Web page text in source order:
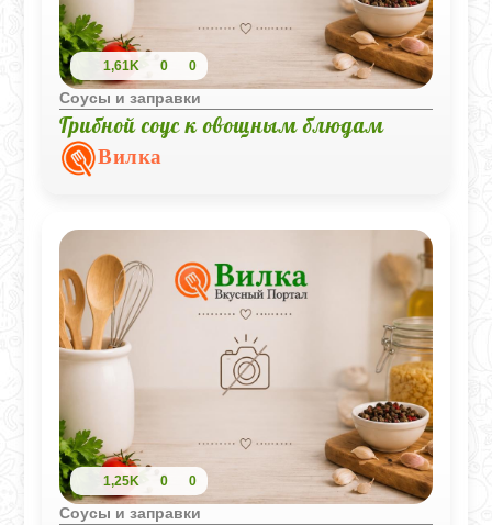
1,61K 0 0
Соусы и заправки
Грибной соус к овощным блюдам
Вилка
1,25K 0 0
Соусы и заправки